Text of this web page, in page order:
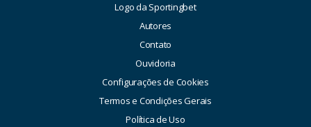
Logo da Sportingbet
Autores
Contato
Ouvidoria
Configurações de Cookies
Termos e Condições Gerais
Política de Uso